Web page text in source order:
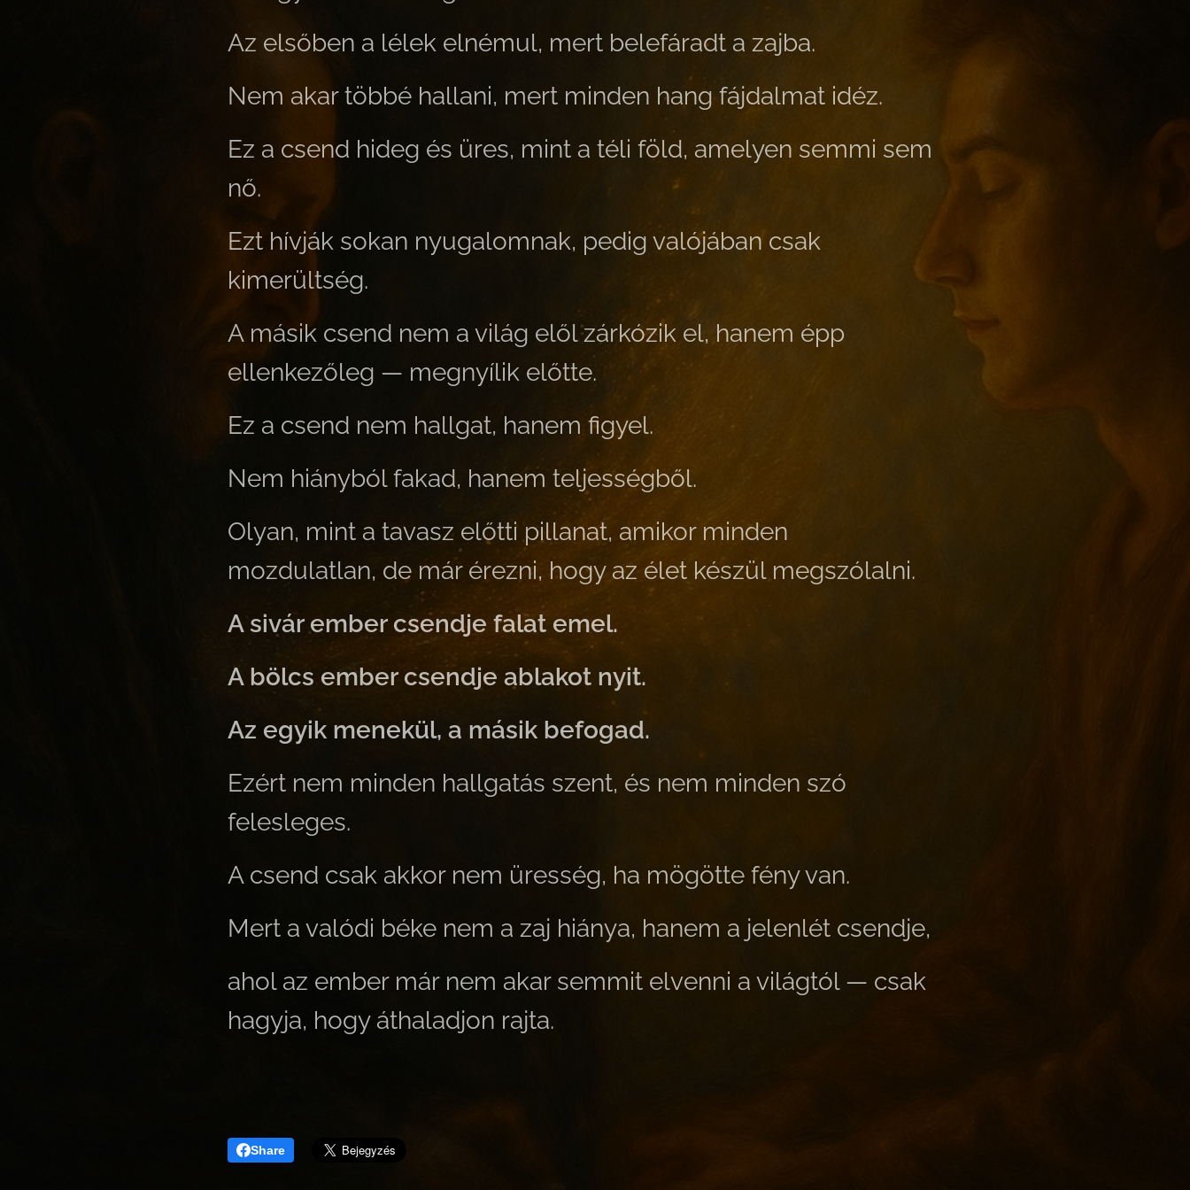
Az elsőben a lélek elnémul, mert belefáradt a zajba.
Nem akar többé hallani, mert minden hang fájdalmat idéz.
Ez a csend hideg és üres, mint a téli föld, amelyen semmi sem
nő.
Ezt hívják sokan nyugalomnak, pedig valójában csak
kimerültség.
A másik csend nem a világ elől zárkózik el, hanem épp
ellenkezőleg — megnyílik előtte.
Ez a csend nem hallgat, hanem figyel.
Nem hiányból fakad, hanem teljességből.
Olyan, mint a tavasz előtti pillanat, amikor minden
mozdulatlan, de már érezni, hogy az élet készül megszólalni.
A sivár ember csendje falat emel.
A bölcs ember csendje ablakot nyit.
Az egyik menekül, a másik befogad.
Ezért nem minden hallgatás szent, és nem minden szó
felesleges.
A csend csak akkor nem üresség, ha mögötte fény van.
Mert a valódi béke nem a zaj hiánya, hanem a jelenlét csendje,
ahol az ember már nem akar semmit elvenni a világtól — csak
hagyja, hogy áthaladjon rajta.
Share